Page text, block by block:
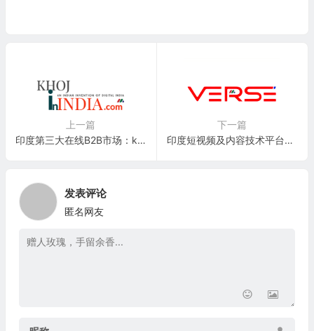
上一篇
印度第三大在线B2B市场：khojinINDIA.com
下一篇
印度短视频及内容技术平台独角兽：VerSe Innovation
发表评论
匿名网友